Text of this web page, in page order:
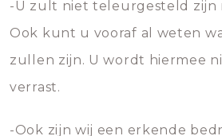
-U zult niet teleurgesteld zijn
Ook kunt u vooraf al weten
zullen zijn. U wordt hiermee
verrast.
-Ook zijn wij een erkende